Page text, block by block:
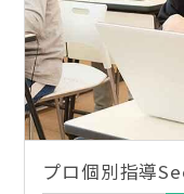
プロ個別指導